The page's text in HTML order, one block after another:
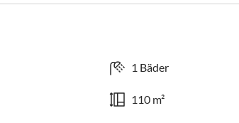
1 Bäder
110 m²